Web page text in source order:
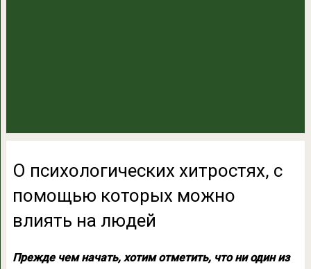
O психологических хитростях, с
помощью которых можно
влиять на людей
Прежде чем начать, хотим отметить, что ни один из